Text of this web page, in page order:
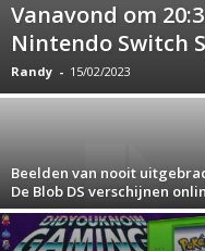
Vanavond om
Nintendo Switch
Randy - 15/02/2023
Beelden van nooit
De Blob DS verschijnen